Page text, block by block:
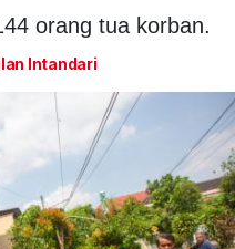
orang tua korban.
Intandari